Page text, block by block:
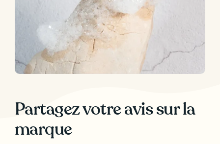
Partagez votre avis sur la
marque